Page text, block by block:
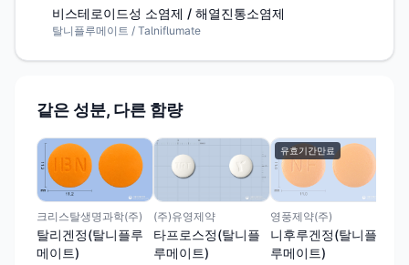
비스테로이드성 소염제 / 해열진통소염제
탈니플루메이트 / Talniflumate
같은 성분, 다른 함량
크리스탈생명과학(주)
탈리겐정(탈니플루
메이트)
(주)유영제약
타프로스정(탈니플
루메이트)
유효기간만료
영풍제약(주)
니후루겐정(탈니플
루메이트)